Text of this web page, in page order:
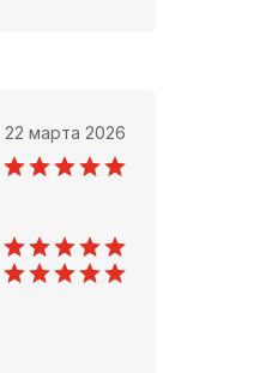
22 марта 2026